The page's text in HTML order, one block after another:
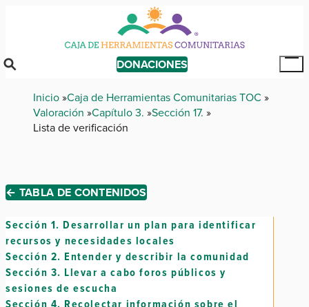
content
DONACIONES
Breadcrumb
Inicio Caja de Herramientas Comunitarias TOC
Valoración Capítulo 3. Sección 17.
Lista de verificación
← TABLA DE CONTENIDOS
Sección 1. Desarrollar un plan para identificar
recursos y necesidades locales
Sección 2. Entender y describir la comunidad
Sección 3. Llevar a cabo foros públicos y
sesiones de escucha